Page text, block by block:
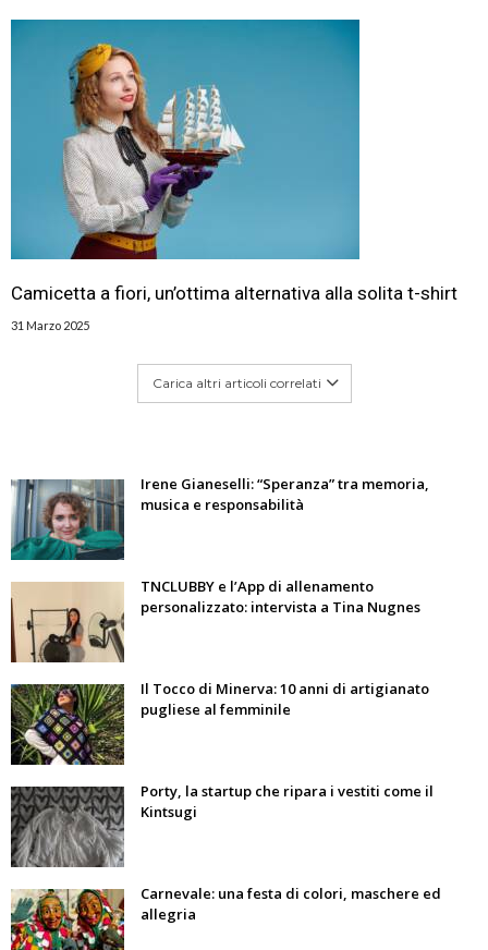
Camicetta a fiori, un’ottima alternativa alla solita t-shirt
31 Marzo 2025
Carica altri articoli correlati
Irene Gianeselli: “Speranza” tra memoria,
musica e responsabilità
TNCLUBBY e l’App di allenamento
personalizzato: intervista a Tina Nugnes
Il Tocco di Minerva: 10 anni di artigianato
pugliese al femminile
Porty, la startup che ripara i vestiti come il
Kintsugi
Carnevale: una festa di colori, maschere ed
allegria